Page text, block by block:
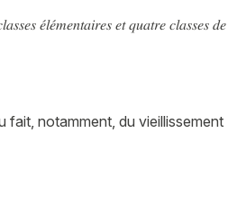
𝑒́𝑙𝑒́𝑚𝑒𝑛𝑡𝑎𝑖𝑟𝑒𝑠 𝑒𝑡 𝑞𝑢𝑎𝑡𝑟𝑒 𝑐𝑙𝑎𝑠𝑠𝑒𝑠 𝑑𝑒
fait, notamment, du vieillissement